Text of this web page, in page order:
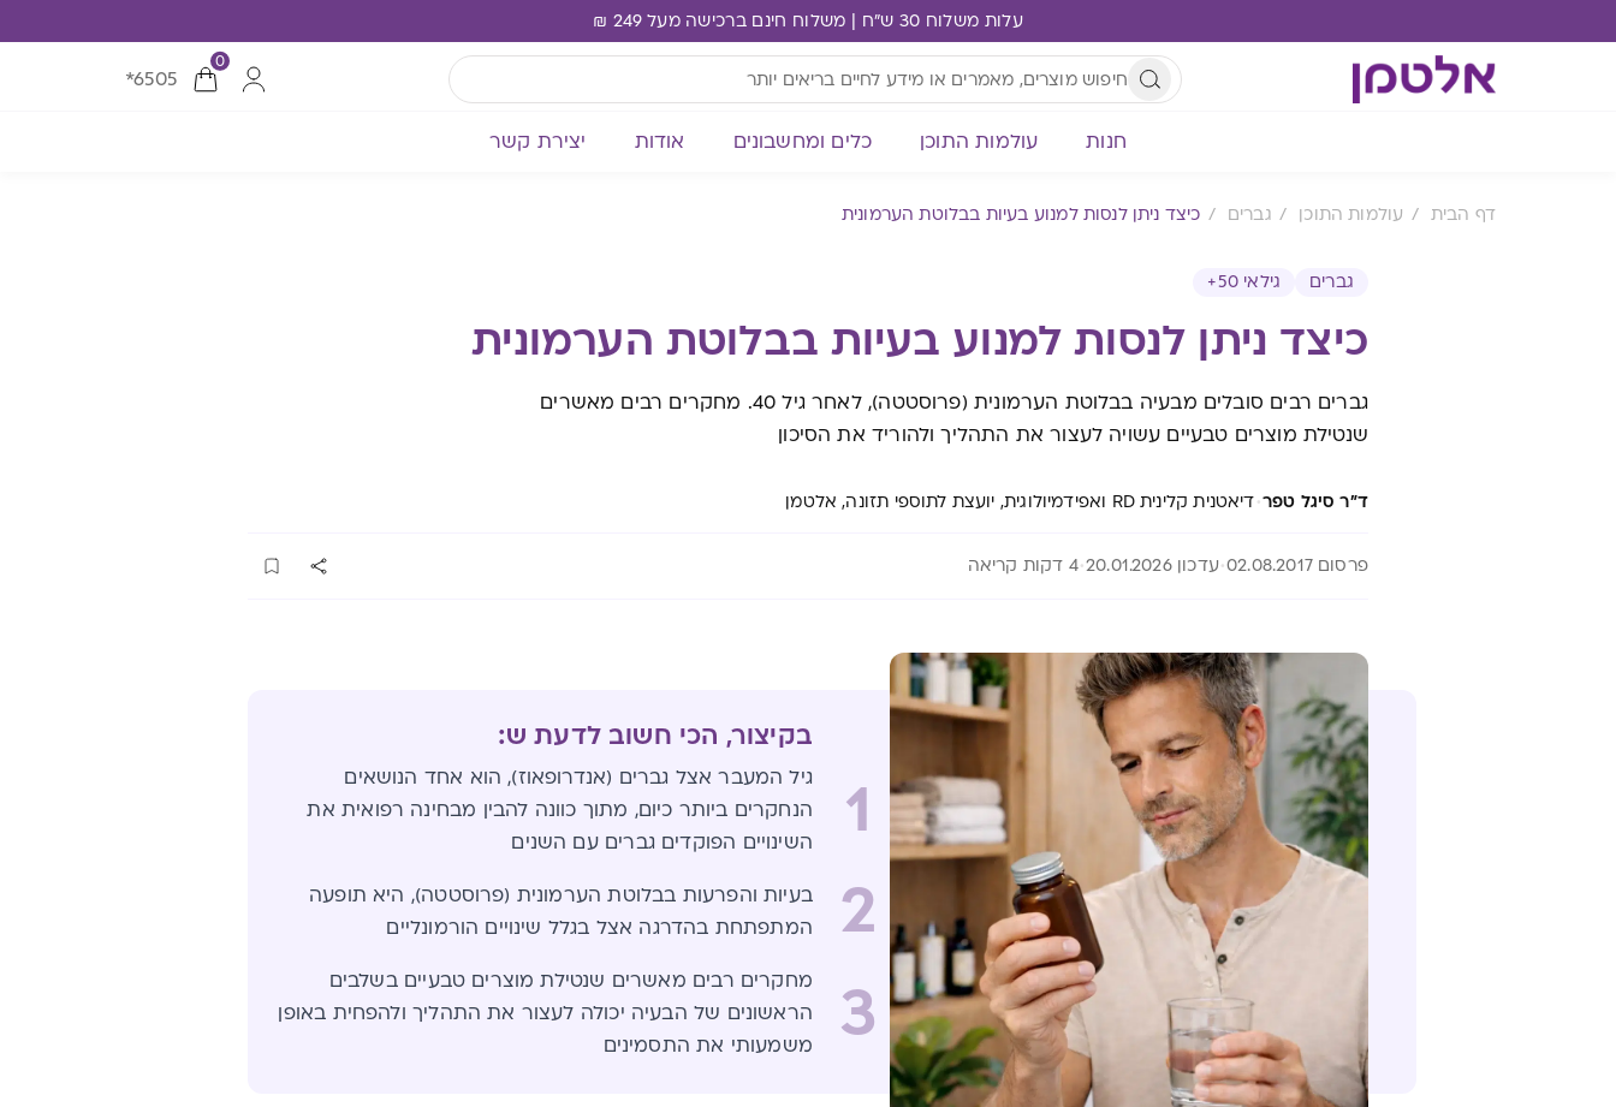
עלות משלוח 30 ש"ח | משלוח חינם ברכישה מעל 249 ₪
0
*6505
חנות עולמות התוכן כלים ומחשבונים אודות יצירת קשר
דף הבית עולמות התוכן גברים כיצד ניתן לנסות למנוע בעיות בבלוטת הערמונית
גברים גילאי 50+
כיצד ניתן לנסות למנוע בעיות בבלוטת הערמונית
גברים רבים סובלים מבעיה בבלוטת הערמונית (פרוסטטה), לאחר גיל 40. מחקרים רבים מאשרים
שנטילת מוצרים טבעיים עשויה לעצור את התהליך ולהוריד את הסיכון
ד"ר סיגל טפר·דיאטנית קלינית RD ואפידמיולוגית, יועצת לתוספי תזונה, אלטמן
פרסום 02.08.2017 עדכון 20.01.2026 4 דקות קריאה
בקיצור, הכי חשוב לדעת ש:
1
גיל המעבר אצל גברים (אנדרופאוז), הוא אחד הנושאים
הנחקרים ביותר כיום, מתוך כוונה להבין מבחינה רפואית את
השינויים הפוקדים גברים עם השנים
2
בעיות והפרעות בבלוטת הערמונית (פרוסטטה), היא תופעה
המתפתחת בהדרגה אצל בגלל שינויים הורמונליים
3
מחקרים רבים מאשרים שנטילת מוצרים טבעיים בשלבים
הראשונים של הבעיה יכולה לעצור את התהליך ולהפחית באופן
משמעותי את התסמינים